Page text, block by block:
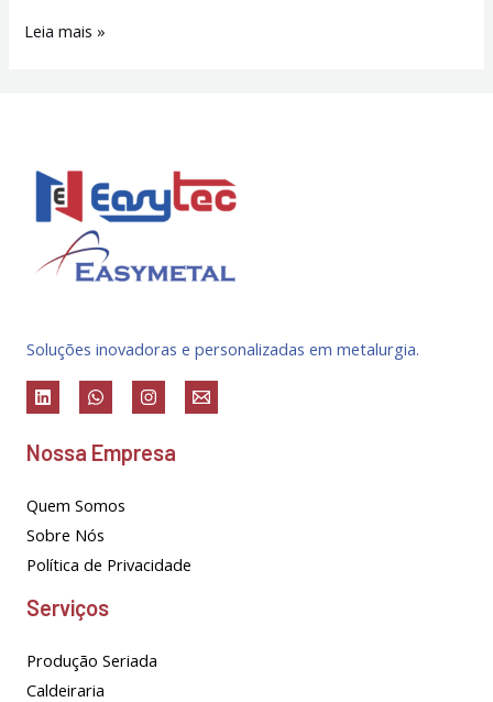
Leia mais »
Soluções inovadoras e personalizadas em metalurgia.
Nossa Empresa
Quem Somos
Sobre Nós
Política de Privacidade
Serviços
Produção Seriada
Caldeiraria